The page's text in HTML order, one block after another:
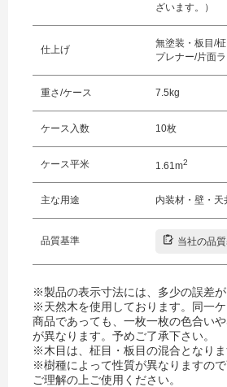
ざいます。）
仕上げ
無塗装・板目/
プレナー/片面
重さ/ケース 7.5kg
ケース入数 10枚
ケース平米 1.61m2
主な用途 内装材・壁・天
品質基準 当社の品
※製品の表示寸法には、多少の誤差が
※天然木を使用しております。同一
商品であっても、一枚一枚の色合い
が異なります。予めご了承下さい。
※木目は、柾目・板目の混合となりま
※樹種によって性質が異なりますの
ご理解の上ご使用ください。